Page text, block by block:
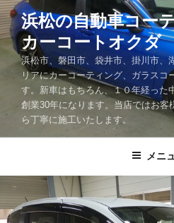
コ
ン
テ
浜松の自動車コー
カーコートオクダ
浜松市、磐田市、袋井市、掛川市、
リアにカーコーティング、ガラスコ
す。新車はもちろん、１０年経った
創業30年になります。当店ではお客
ら丁寧に施工いたします。
メニ